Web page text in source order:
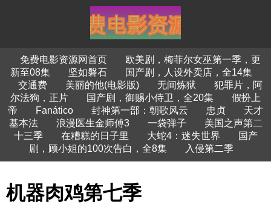
免费电影资源网首页
欧美剧，梅菲尔女巫第一季，更
新至08集
坚如磐石
国产剧，人设外卖店，全14集
交通费
美丽的他(电影版) 无间炼狱
犯罪片，阿
尔法狗，正片
国产剧，御赐小侍卫，全20集
假扮上
帝
Fanático 封神第一部：朝歌风云 忠贞
天才
基本法
浪漫医生金师傅3 一袋弹子
美国之声第二
十三季
在糟糕的日子里 大蛇4：迷失世界
国产
剧，顾小姐的100次告白，全8集
入侵第二季
机器肉鸡第七季